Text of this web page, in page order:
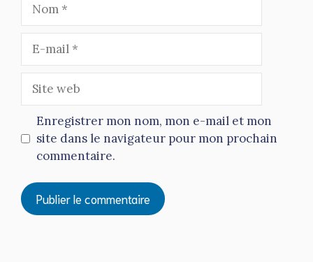
mail
web
Enregistrer mon nom, mon e-mail et mon
site dans le navigateur pour mon prochain
commentaire.